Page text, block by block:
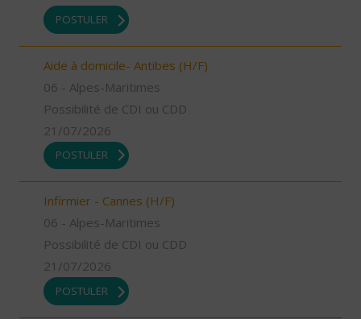
POSTULER
Aide à domicile- Antibes (H/F)
06 - Alpes-Maritimes
Possibilité de CDI ou CDD
21/07/2026
POSTULER
Infirmier - Cannes (H/F)
06 - Alpes-Maritimes
Possibilité de CDI ou CDD
21/07/2026
POSTULER